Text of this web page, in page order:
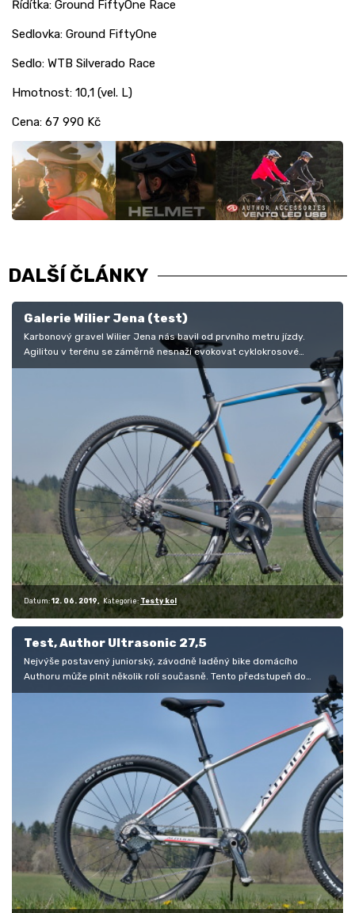
Řídítka: Ground FiftyOne Race
Sedlovka: Ground FiftyOne
Sedlo: WTB Silverado Race
Hmotnost: 10,1 (vel. L)
Cena: 67 990 Kč
DALŠÍ ČLÁNKY
Galerie Wilier Jena (test)
Karbonový gravel Wilier Jena nás bavil od prvního metru jízdy.
Agilitou v terénu se záměrně nesnaží evokovat cyklokrosové
speciály,…
Datum: 12. 06. 2019 Kategorie: Testy kol
Test, Author Ultrasonic 27,5
Nejvýše postavený juniorský, závodně laděný bike domácího
Authoru může plnit několik rolí současně. Tento předstupeň do
světa…